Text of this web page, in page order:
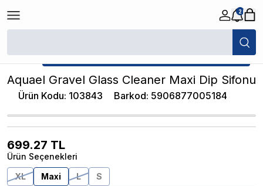
2
/ Aquael Gravel Glass
★ Atakan Petshop, Aquael yetkili satıcısıdır.
Aquael Gravel Glass Cleaner Maxi Dip Sifonu
Ürün Kodu: 103843 Barkod: 5906877005184
699.27 TL
Ürün Seçenekleri
XL
Maxi L S